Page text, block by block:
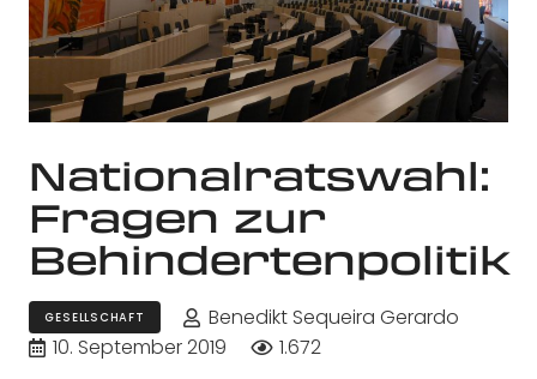
Nationalratswahl:
Fragen zur
Behindertenpolitik
GESELLSCHAFT
Benedikt Sequeira Gerardo
10. September 2019
1.672